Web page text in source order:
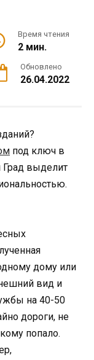
Время чтения
2 мин.
Обновлено
26.04.2022
под ключ в
Град выделит
дому или
вид и
на 40-50
дороги, не
попало.